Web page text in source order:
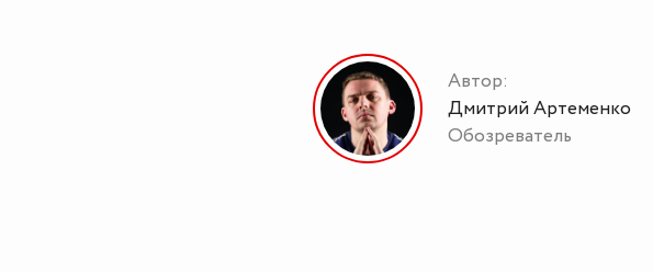
Автор:
Дмитрий Артеменко
Обозреватель